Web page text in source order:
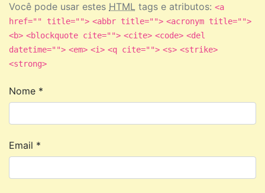
Você pode usar estes HTML tags e atributos: <a
href="" title=""> <abbr title=""> <acronym title="">
<b> <blockquote cite=""> <cite> <code> <del
datetime=""> <em> <i> <q cite=""> <s> <strike>
<strong>
Nome *
Email *